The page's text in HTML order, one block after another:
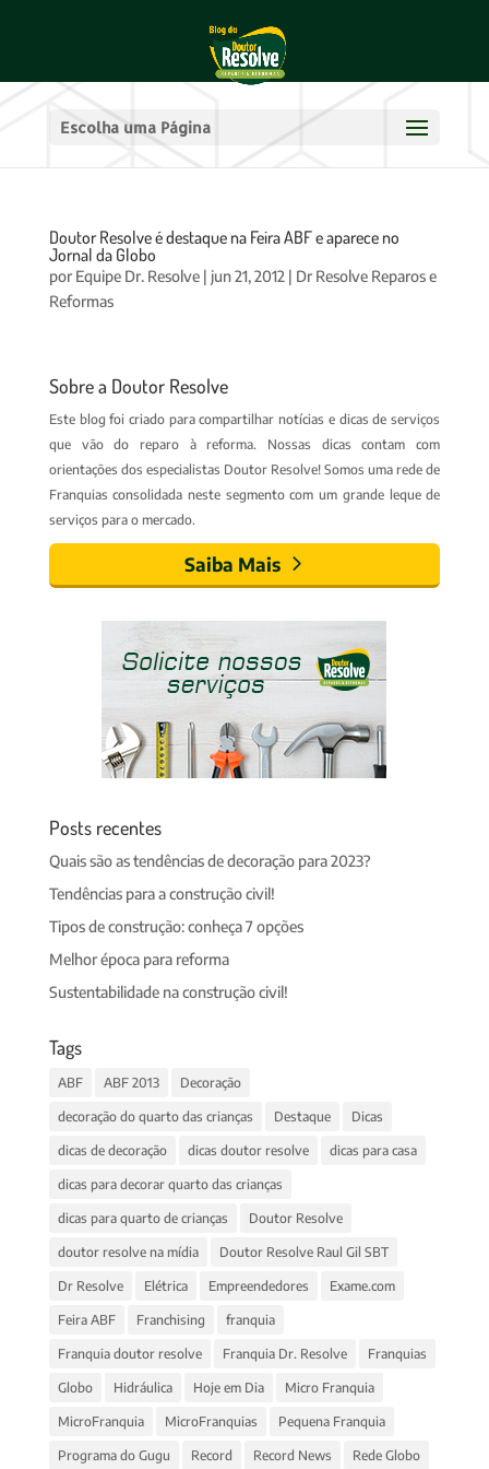
Escolha uma Página
Doutor Resolve é destaque na Feira ABF e aparece no
Jornal da Globo
por Equipe Dr. Resolve| jun 21, 2012| Dr Resolve Reparos e
Reformas
Sobre a Doutor Resolve
Este blog foi criado para compartilhar notícias e dicas de serviços
que vão do reparo à reforma. Nossas dicas contam com
orientações dos especialistas Doutor Resolve! Somos uma rede de
Franquias consolidada neste segmento com um grande leque de
serviços para o mercado.
Saiba Mais
Posts recentes
Quais são as tendências de decoração para 2023?
Tendências para a construção civil!
Tipos de construção: conheça 7 opções
Melhor época para reforma
Sustentabilidade na construção civil!
Tags
ABF ABF 2013 Decoração
decoração do quarto das crianças Destaque Dicas
dicas de decoração dicas doutor resolve dicas para casa
dicas para decorar quarto das crianças
dicas para quarto de crianças Doutor Resolve
doutor resolve na mídia Doutor Resolve Raul Gil SBT
Dr Resolve Elétrica Empreendedores Exame.com
Feira ABF Franchising franquia
Franquia doutor resolve Franquia Dr. Resolve Franquias
Globo Hidráulica Hoje em Dia Micro Franquia
MicroFranquia MicroFranquias Pequena Franquia
Programa do Gugu Record Record News Rede Globo